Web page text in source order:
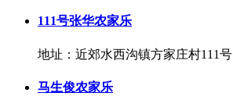
111号张华农家乐
地址：近郊水西沟镇方家庄村111号
马生俊农家乐